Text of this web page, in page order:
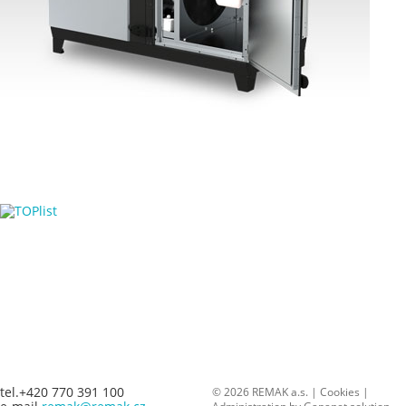
tel.+420 770 391 100
© 2026 REMAK a.s. | Cookies |